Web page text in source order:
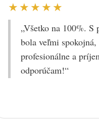
★★★★★
„Všetko na 100%. S
bola veľmi
profesionálne a
odporúčam!“